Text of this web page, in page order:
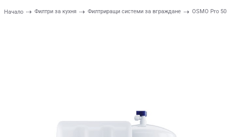
Начало Филтри за кухня Филтриращи системи за вграждане OSMO Pro 50